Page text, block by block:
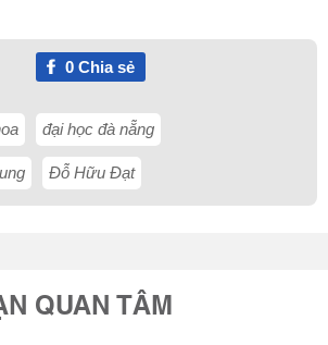
0Chia sẻ
đại học đà nẵng
Đỗ Hữu Đạt
QUAN TÂM